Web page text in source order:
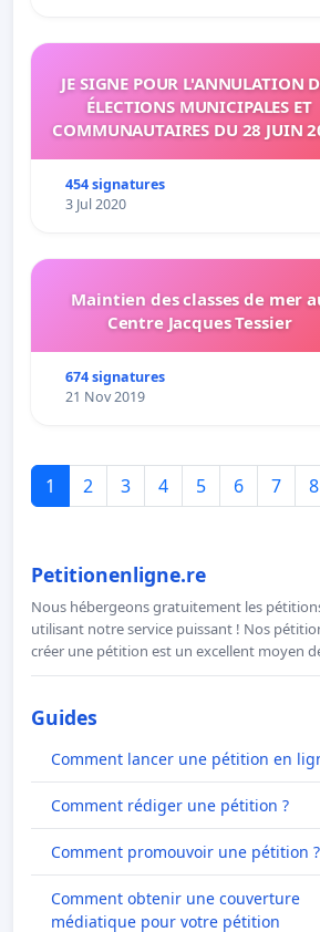
JE SIGNE POUR L'ANNULATION
ÉLECTIONS MUNICIPALES ET
COMMUNAUTAIRES DU 28 JUIN
454 signatures
3 Jul 2020
Maintien des classes de mer
Centre Jacques Tessier
674 signatures
21 Nov 2019
1 2 3 4 5 6 7 8
Petitionenligne.re
Nous hébergeons gratuitement les
utilisant notre service puissant ! Nos
créer une pétition est un excellent moyen
Guides
Comment lancer une pétition en
Comment rédiger une pétition ?
Comment promouvoir une pétition ?
Comment obtenir une couverture
médiatique pour votre pétition